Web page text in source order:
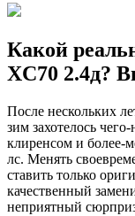
Какой
XC70 2.4д?
После нескольких
зим захотелось
клиренсом и более-
лс. Менять
ставить только
качественный
неприятный